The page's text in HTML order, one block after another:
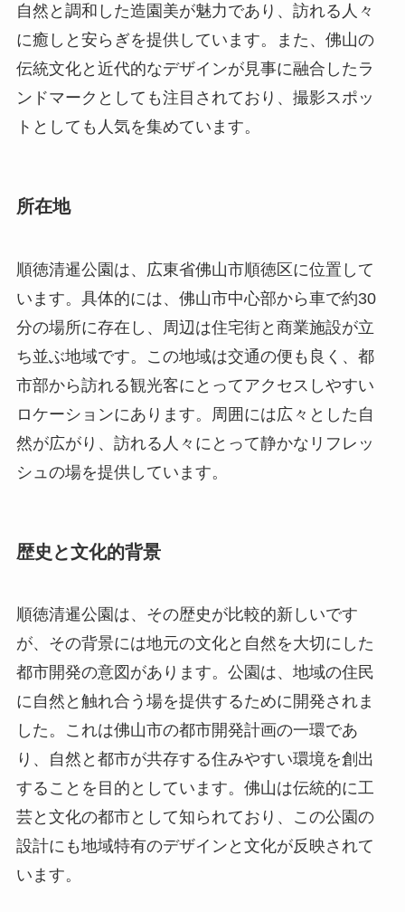
所在地
順徳清暹公園は、広東省佛山市順徳区に位置して
ち並ぶ地域です。この地域は交通の便も良く、都
ロケーションにあります。周囲には広々とした自
然が広がり、訪れる人々にとって静かなリフレッ
シュの場を提供しています。
歴史と文化的背景
順徳清暹公園は、その歴史が比較的新しいです
に自然と触れ合う場を提供するために開発されま
り、自然と都市が共存する住みやすい環境を創出
することを目的としています。佛山は伝統的に工
芸と文化の都市として知られており、この公園の
設計にも地域特有のデザインと文化が反映されて
います。
この公園が特別な理由の一つに、その設計が地元
の風物詩や古代の文化財をイメージしていること
が挙げられます。設計には、佛山特有の陶芸や彫
刻の技法が取り入れられ、園内にはそれらを表現